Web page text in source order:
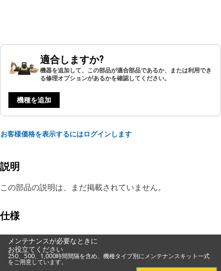
適合しますか?
機器を追加して、この部品が適合部品であるか、または利用でき
る修理オプションがあるかを確認してください。
機種を追加
お客様価格を表示するにはログインします
説明
この部品の説明は、まだ掲載されていません。
仕様
メンテナンスが必要なときに
お役立てください
250、500、1,000時間間隔を含め、機種タイプ別にメンテナンスキット一式
をご用意しています。